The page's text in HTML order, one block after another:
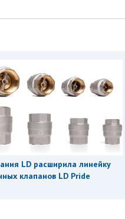
LD расширила линейку
клапанов LD Pride